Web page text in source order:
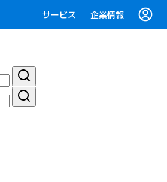
サービス 企業情報